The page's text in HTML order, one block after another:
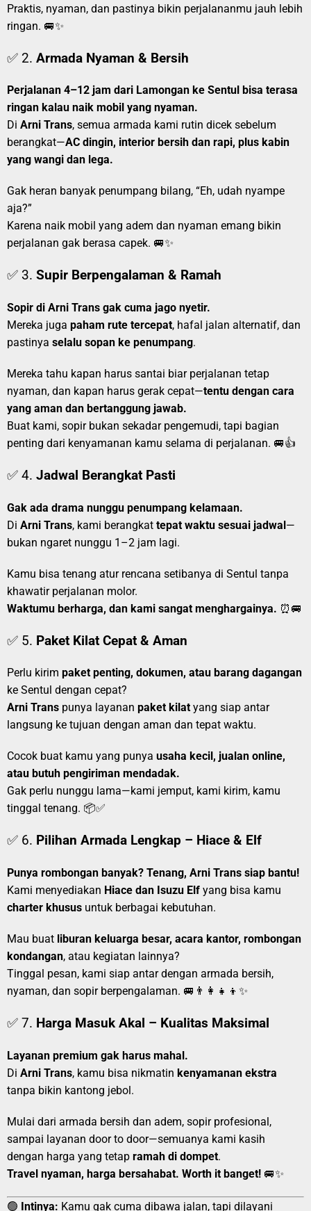
Praktis, nyaman, dan pastinya bikin perjalananmu jauh lebih
ringan. 🚐✨
✅ 2. Armada Nyaman & Bersih
Perjalanan 4–12 jam dari Lamongan ke Sentul bisa terasa
ringan kalau naik mobil yang nyaman.
Di Arni Trans, semua armada kami rutin dicek sebelum
berangkat—AC dingin, interior bersih dan rapi, plus kabin
yang wangi dan lega.
Gak heran banyak penumpang bilang, “Eh, udah nyampe
aja?”
Karena naik mobil yang adem dan nyaman emang bikin
perjalanan gak berasa capek. 🚐✨
✅ 3. Supir Berpengalaman & Ramah
Sopir di Arni Trans gak cuma jago nyetir.
Mereka juga paham rute tercepat, hafal jalan alternatif, dan
pastinya selalu sopan ke penumpang.
Mereka tahu kapan harus santai biar perjalanan tetap
nyaman, dan kapan harus gerak cepat—tentu dengan cara
yang aman dan bertanggung jawab.
Buat kami, sopir bukan sekadar pengemudi, tapi bagian
penting dari kenyamanan kamu selama di perjalanan. 🚐👍
✅ 4. Jadwal Berangkat Pasti
Gak ada drama nunggu penumpang kelamaan.
Di Arni Trans, kami berangkat tepat waktu sesuai jadwal—
bukan ngaret nunggu 1–2 jam lagi.
Kamu bisa tenang atur rencana setibanya di Sentul tanpa
khawatir perjalanan molor.
Waktumu berharga, dan kami sangat menghargainya. ⏰🚐
✅ 5. Paket Kilat Cepat & Aman
Perlu kirim paket penting, dokumen, atau barang dagangan
ke Sentul dengan cepat?
Arni Trans punya layanan paket kilat yang siap antar
langsung ke tujuan dengan aman dan tepat waktu.
Cocok buat kamu yang punya usaha kecil, jualan online,
atau butuh pengiriman mendadak.
Gak perlu nunggu lama—kami jemput, kami kirim, kamu
tinggal tenang. 📦✅
✅ 6. Pilihan Armada Lengkap – Hiace & Elf
Punya rombongan banyak? Tenang, Arni Trans siap bantu!
Kami menyediakan Hiace dan Isuzu Elf yang bisa kamu
charter khusus untuk berbagai kebutuhan.
Mau buat liburan keluarga besar, acara kantor, rombongan
kondangan, atau kegiatan lainnya?
Tinggal pesan, kami siap antar dengan armada bersih,
nyaman, dan sopir berpengalaman. 🚐👨‍👩‍👧‍👦✨
✅ 7. Harga Masuk Akal – Kualitas Maksimal
Layanan premium gak harus mahal.
Di Arni Trans, kamu bisa nikmatin kenyamanan ekstra
tanpa bikin kantong jebol.
Mulai dari armada bersih dan adem, sopir profesional,
sampai layanan door to door—semuanya kami kasih
dengan harga yang tetap ramah di dompet.
Travel nyaman, harga bersahabat. Worth it banget! 🚐✨
🟢 Intinya: Kamu gak cuma dibawa jalan, tapi dilayani